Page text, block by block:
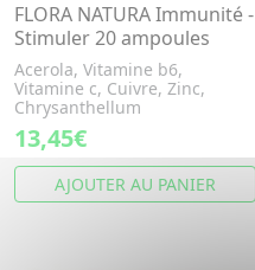
FLORA NATURA Immunité -
Stimuler 20 ampoules
Acerola, Vitamine b6,
Vitamine c, Cuivre, Zinc,
Chrysanthellum
13,45€
AJOUTER AU PANIER